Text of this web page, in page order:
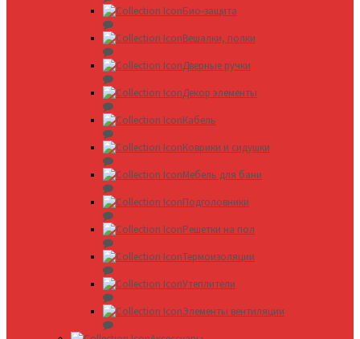
Био-защита
Вешалки, полки
Дверные ручки
Декор элементы
Кабель
Коврики и сидушки
Мебель для бани
Подголовники
Решетки на пол
Термоизоляции
Утеплители
Элементы вентиляции